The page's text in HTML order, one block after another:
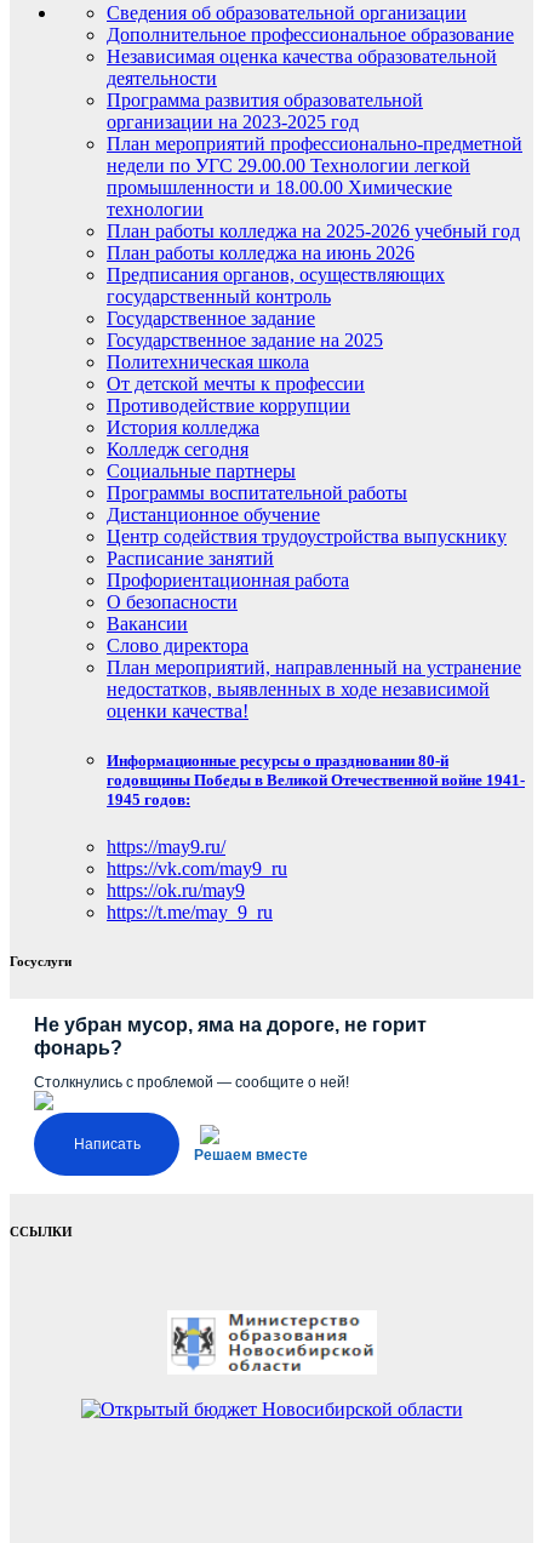
Сведения об образовательной организации
Дополнительное профессиональное образование
Независимая оценка качества образовательной
деятельности
Программа развития образовательной
организации на 2023-2025 год
План мероприятий профессионально-предметной
недели по УГС 29.00.00 Технологии легкой
промышленности и 18.00.00 Химические
технологии
План работы колледжа на 2025-2026 учебный год
План работы колледжа на июнь 2026
Предписания органов, осуществляющих
государственный контроль
Государственное задание
Государственное задание на 2025
Политехническая школа
От детской мечты к профессии
Противодействие коррупции
История колледжа
Колледж сегодня
Социальные партнеры
Программы воспитательной работы
Дистанционное обучение
Центр содействия трудоустройства выпускнику
Расписание занятий
Профориентационная работа
О безопасности
Вакансии
Слово директора
План мероприятий, направленный на устранение
недостатков, выявленных в ходе независимой
оценки качества!
Информационные ресурсы о праздновании 80-й
годовщины Победы в Великой Отечественной войне 1941-
1945 годов:
https://may9.ru/
https://vk.com/may9_ru
https://ok.ru/may9
https://t.me/may_9_ru
Госуслуги
Не убран мусор, яма на дороге, не горит
фонарь?
Столкнулись с проблемой — сообщите о ней!
Написать
Решаем вместе
ССЫЛКИ